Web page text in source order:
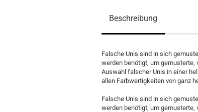
Beschreibung
Falsche Unis sind in sich
werden benötigt, um gemusterte,
Auswahl falscher Unis in einer
allen Farbwertigkeiten von ganz
Falsche Unis sind in sich
werden benötigt, um gemusterte,